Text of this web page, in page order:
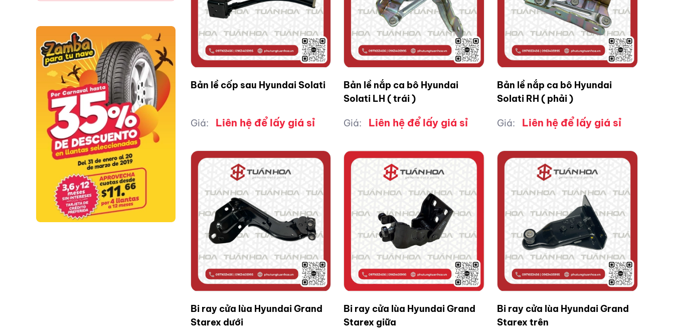
Bản lề cốp sau Hyundai Solati
Giá: Liên hệ để lấy giá sỉ
Bản lề nắp ca bô Hyundai
Solati LH ( trái )
Giá: Liên hệ để lấy giá sỉ
Bản lề nắp ca bô Hyundai
Solati RH ( phải )
Giá: Liên hệ để lấy giá sỉ
Bi ray cửa lùa Hyundai Grand
Starex dưới
Bi ray cửa lùa Hyundai Grand
Starex giữa
Bi ray cửa lùa Hyundai Grand
Starex trên